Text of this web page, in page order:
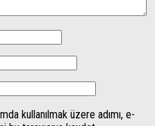
kullanılmak üzere adımı, e-